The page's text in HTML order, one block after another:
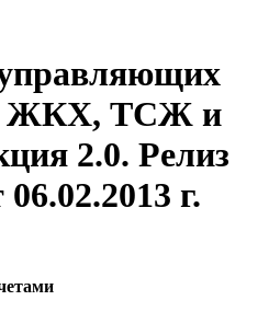
ЖКХ, ТСЖ и
2.0. Релиз
г.